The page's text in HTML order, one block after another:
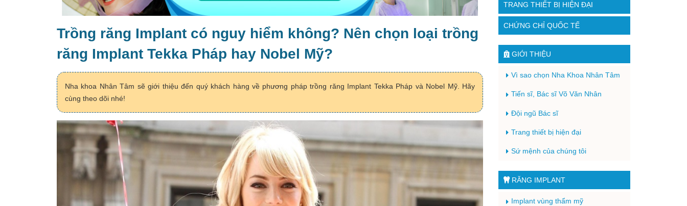
Trồng răng Implant có nguy hiểm không? Nên chọn loại trồng
răng Implant Tekka Pháp hay Nobel Mỹ?
Nha khoa Nhân Tâm sẽ giới thiệu đến quý khách hàng về phương pháp trồng răng Implant Tekka Pháp và Nobel Mỹ. Hãy
cùng theo dõi nhé!
TRANG THIẾT BỊ HIỆN ĐẠI
CHỨNG CHỈ QUỐC TẾ
GIỚI THIỆU
Vì sao chọn Nha Khoa Nhân Tâm
Tiến sĩ, Bác sĩ Võ Văn Nhân
Đội ngũ Bác sĩ
Trang thiết bị hiện đại
Sứ mệnh của chúng tôi
RĂNG IMPLANT
Implant vùng thẩm mỹ